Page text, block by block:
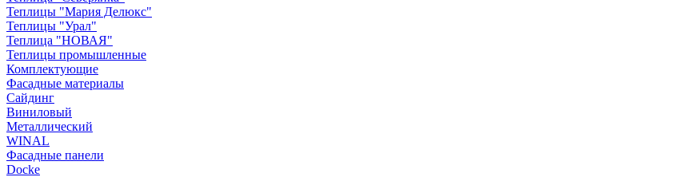
Теплицы "Мария Делюкс"
Теплицы "Урал"
Теплица "НОВАЯ"
Теплицы промышленные
Комплектующие
Фасадные материалы
Сайдинг
Виниловый
Металлический
WINAL
Фасадные панели
Docke